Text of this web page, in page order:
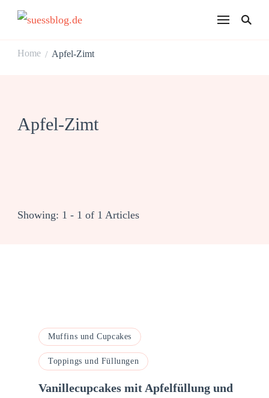
Home / Apfel-Zimt
Apfel-Zimt
Showing: 1 - 1 of 1 Articles
Muffins und Cupcakes
Toppings und Füllungen
Vanillecupcakes mit Apfelfüllung und